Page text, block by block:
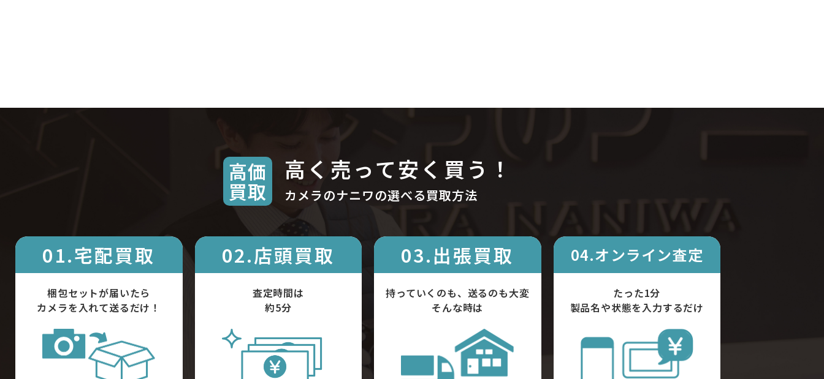
高価
買取
高く売って安く買う！
カメラのナニワの選べる買取方法
01.宅配買取
梱包セットが届いたら
カメラを入れて送るだけ！
02.店頭買取
査定時間は
約5分
03.出張買取
持っていくのも、送るのも大変
そんな時は
04.オンライン査定
たった1分
製品名や状態を入力するだけ